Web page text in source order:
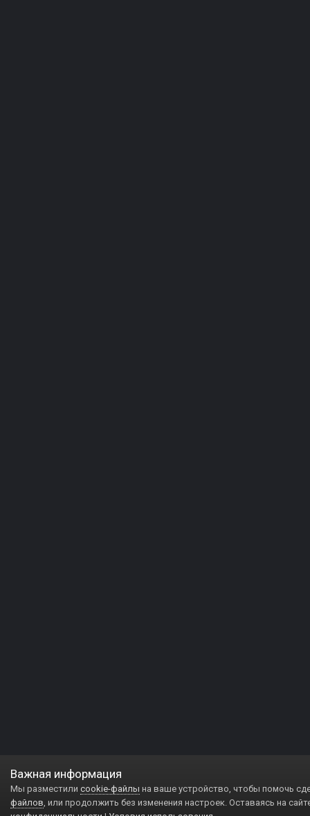
Важная информация
Мы разместили cookie-файлы на ваше устройство, чтобы помочь
файлов, или продолжить без изменения настроек. Оставаясь на